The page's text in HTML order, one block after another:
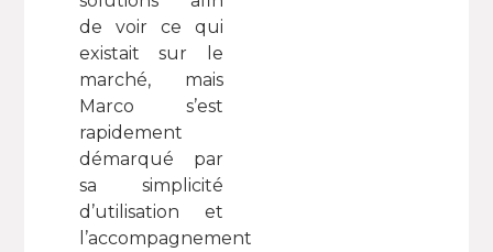
de voir ce qui
existait sur le
marché, mais
Marco s’est
rapidement
démarqué par
sa simplicité
d’utilisation et
l’accompagnement